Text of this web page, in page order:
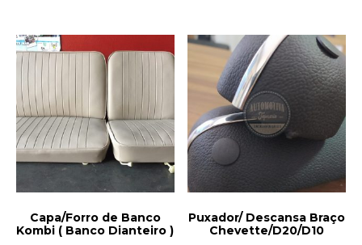
Capa/Forro de Banco
Kombi ( Banco Dianteiro )
Puxador/ Descansa Braço
Chevette/D20/D10